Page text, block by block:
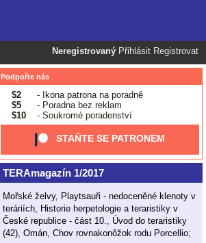
Neregistrovaný Přihlásit Registrovat
Podpořte nás
$2
- Ikona patrona na poradně
$5
- Poradna bez reklam
$10
- Soukromé poradenství
STAŇTE SE PATRONEM
TERAmagazín 1/2017
Mořské želvy, Playtsauři - nedoceněné klenoty v
teráriích, Historie herpetologie a teraristiky v
České republice - část 10., Úvod do teraristiky
(42), Omán, Chov rovnakonôžok rodu Porcellio;